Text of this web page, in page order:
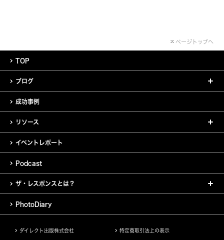
ページトップへ
TOP
ブログ
成功事例
リソース
イベントレポート
Podcast
ザ・レスポンスとは？
PhotoDiary
ダイレクト出版株式会社 特定商取引法上の表示